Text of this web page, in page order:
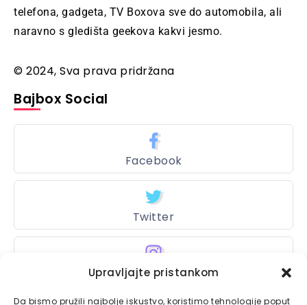
Upravljajte pristankom
Da bismo pružili najbolje iskustvo, koristimo tehnologije poput
telefona, gadgeta, TV Boxova sve do automobila, ali
naravno s gledišta geekova kakvi jesmo.
© 2024, Sva prava pridržana
Bajbox Social
Facebook
Twitter
Instagram